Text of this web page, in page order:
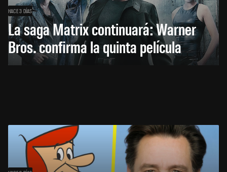
HACE 3 DÍAS
La saga Matrix continuará: Warner
Bros. confirma la quinta película